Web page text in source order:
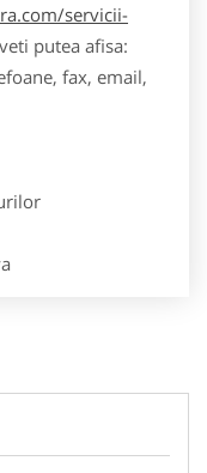
servicii-
putea afisa:
fax, email,